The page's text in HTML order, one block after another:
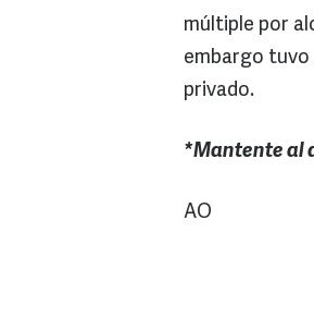
múltiple por
embargo tuvo
privado.
*Mantente al
AO